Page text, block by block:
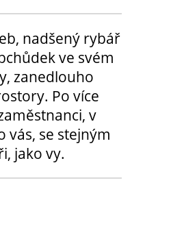
nadšený rybář
ve svém
zanedlouho
Po více
v
vás, se stejným
jako vy.